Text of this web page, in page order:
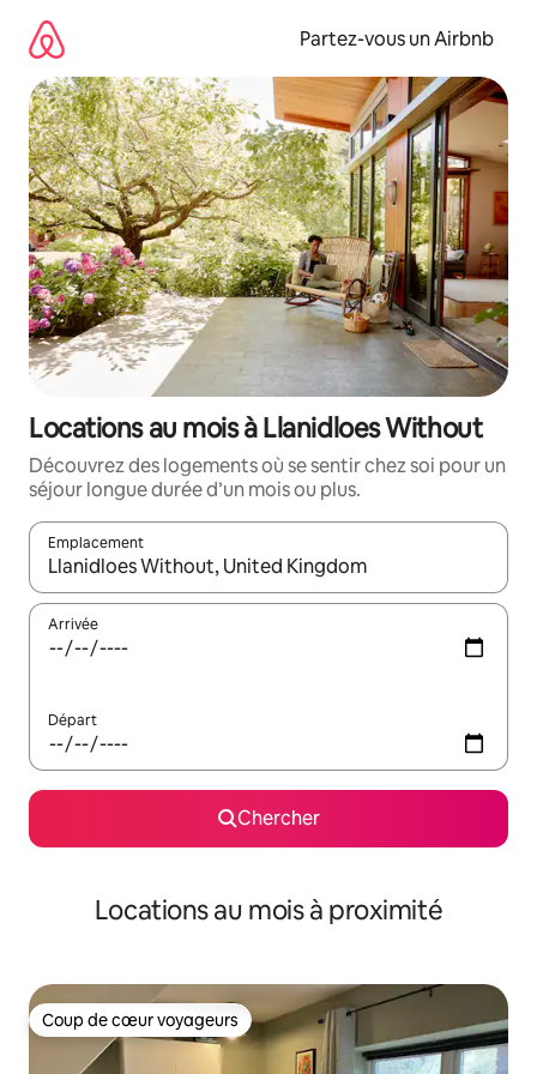
directement
contenu
Partez-vous un Airbnb
Locations au mois à Llanidloes Without
Découvrez des logements où se sentir chez soi pour un
séjour longue durée d’un mois ou plus.
Emplacement
Quand les résultats sont affichés, parcourez-les en utilisant
Arrivée
Départ
Chercher
Locations au mois à proximité
Coup de cœur voyageurs
Coup de cœur voyageurs